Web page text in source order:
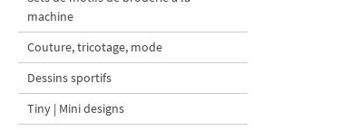
machine
Couture, tricotage, mode
Dessins sportifs
Tiny | Mini designs